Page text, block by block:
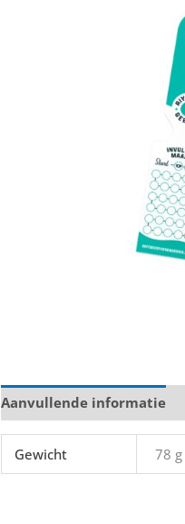
Aanvullende informatie
Gewicht 78 g